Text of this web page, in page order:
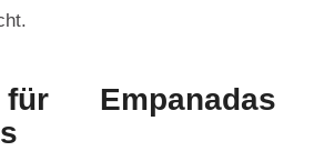
Empanadas